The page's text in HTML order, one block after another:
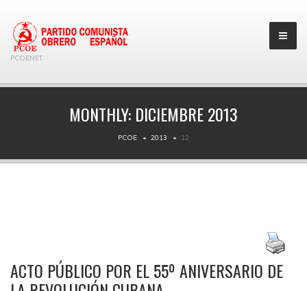
PCOENET
MONTHLY: DICIEMBRE 2013
PCOE 2013 12
ACTO PÚBLICO POR EL 55º ANIVERSARIO DE